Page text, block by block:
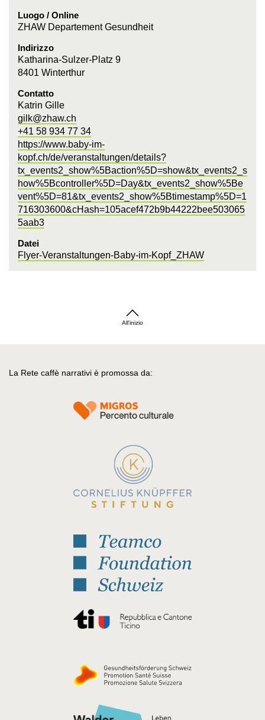
Luogo / Online
ZHAW Departement Gesundheit
Indirizzo
Katharina-Sulzer-Platz 9
8401 Winterthur
Contatto
Katrin Gille
gilk@zhaw.ch
+41 58 934 77 34
https://www.baby-im-
kopf.ch/de/veranstaltungen/details?
tx_events2_show%5Baction%5D=show&tx_events2_s
how%5Bcontroller%5D=Day&tx_events2_show%5Be
vent%5D=81&tx_events2_show%5Btimestamp%5D=1
716303600&cHash=105acef472b9b44222bee503065
5aab3
Datei
Flyer-Veranstaltungen-Baby-im-Kopf_ZHAW
All'inizio
La Rete caffè narrativi è promossa da: